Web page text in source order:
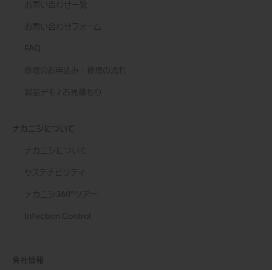
お問い合わせ一覧
お問い合わせフォーム
FAQ
修理のお申込み・修理の流れ
製品デモ / お見積もり
ナカニシについて
ナカニシについて
サステナビリティ
ナカニシ360°ツアー
Infection Control
会社情報